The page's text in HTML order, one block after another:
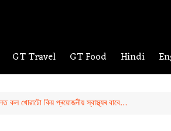
GT Travel GT Food Hindi
কল খোৱাটো কিয় প্ৰয়োজনীয় স্বাস্থ্যৰ বাবে…